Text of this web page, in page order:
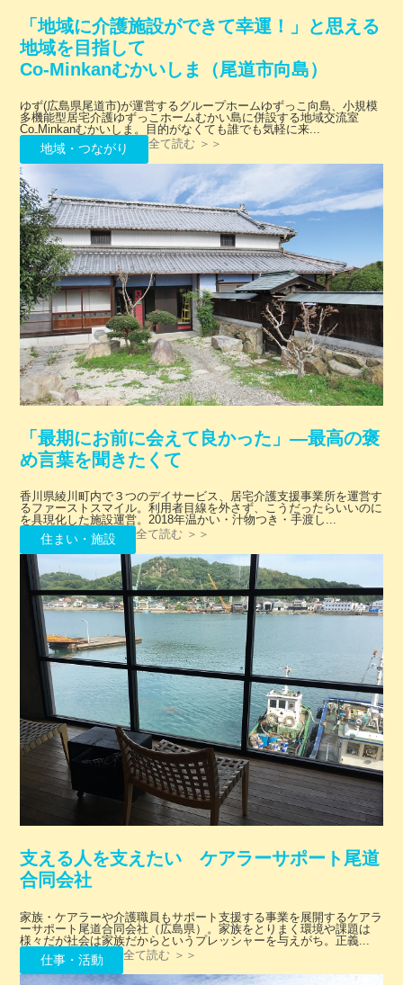
「地域に介護施設ができて幸運！」と思える
地域を目指して
Co-Minkanむかいしま（尾道市向島）
ゆず(広島県尾道市)が運営するグループホームゆずっこ向島、小規模
多機能型居宅介護ゆずっこホームむかい島に併設する地域交流室
Co₋Minkanむかいしま。目的がなくても誰でも気軽に来...
地域・つながり 全て読む ＞＞
「最期にお前に会えて良かった」―最高の褒
め言葉を聞きたくて
香川県綾川町内で３つのデイサービス、居宅介護支援事業所を運営す
るファーストスマイル。利用者目線を外さず、こうだったらいいのに
を具現化した施設運営。2018年温かい・汁物つき・手渡し...
住まい・施設 全て読む ＞＞
支える人を支えたい ケアラーサポート尾道
合同会社
家族・ケアラーや介護職員もサポート支援する事業を展開するケアラ
ーサポート尾道合同会社（広島県）。家族をとりまく環境や課題は
様々だが社会は家族だからというプレッシャーを与えがち。正義...
仕事・活動 全て読む ＞＞